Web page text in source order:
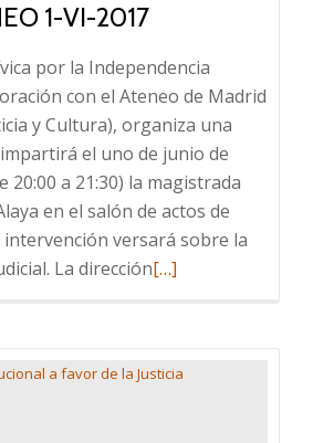
1-VI-2017
por la Independencia
con el Ateneo de Madrid
y Cultura), organiza una
el uno de junio de
20:00 a 21:30) la magistrada
en el salón de actos de
intervención versará sobre la
La direcciónLeer
ALAYA:
[…]